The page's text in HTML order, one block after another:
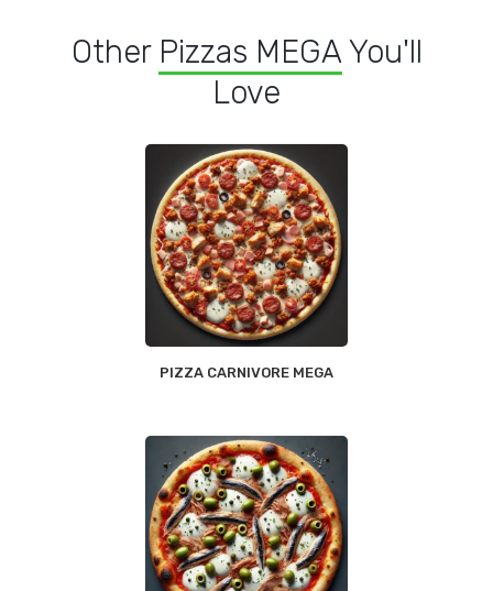
Other Pizzas MEGA You'll
Love
PIZZA CARNIVORE MEGA